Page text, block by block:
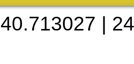
40.713027 |